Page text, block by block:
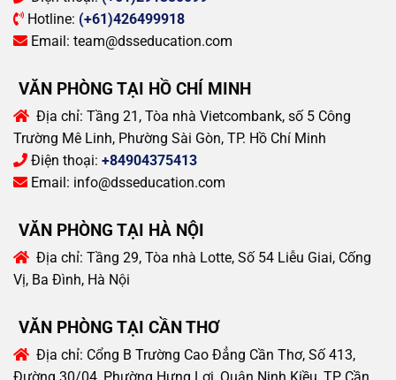
Hotline: (+61)426499918
Email: team@dsseducation.com
VĂN PHÒNG TẠI HỒ CHÍ MINH
Địa chỉ: Tầng 21, Tòa nhà Vietcombank, số 5 Công
Trường Mê Linh, Phường Sài Gòn, TP. Hồ Chí Minh
Điện thoại: +84904375413
Email: info@dsseducation.com
VĂN PHÒNG TẠI HÀ NỘI
Địa chỉ: Tầng 29, Tòa nhà Lotte, Số 54 Liễu Giai, Cống
Vị, Ba Đình, Hà Nội
VĂN PHÒNG TẠI CẦN THƠ
Địa chỉ: Cổng B Trường Cao Đẳng Cần Thơ, Số 413,
Đường 30/04, Phường Hưng Lợi, Quận Ninh Kiều, TP Cần